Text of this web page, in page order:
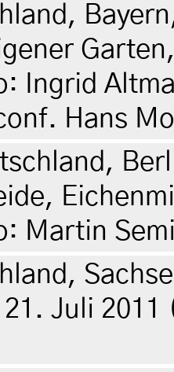
Ingrid
Hans
Martin
Juli